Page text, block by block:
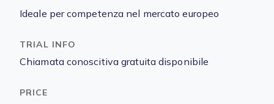
Ideale per competenza nel mercato europeo
Chiamata conoscitiva gratuita disponibile